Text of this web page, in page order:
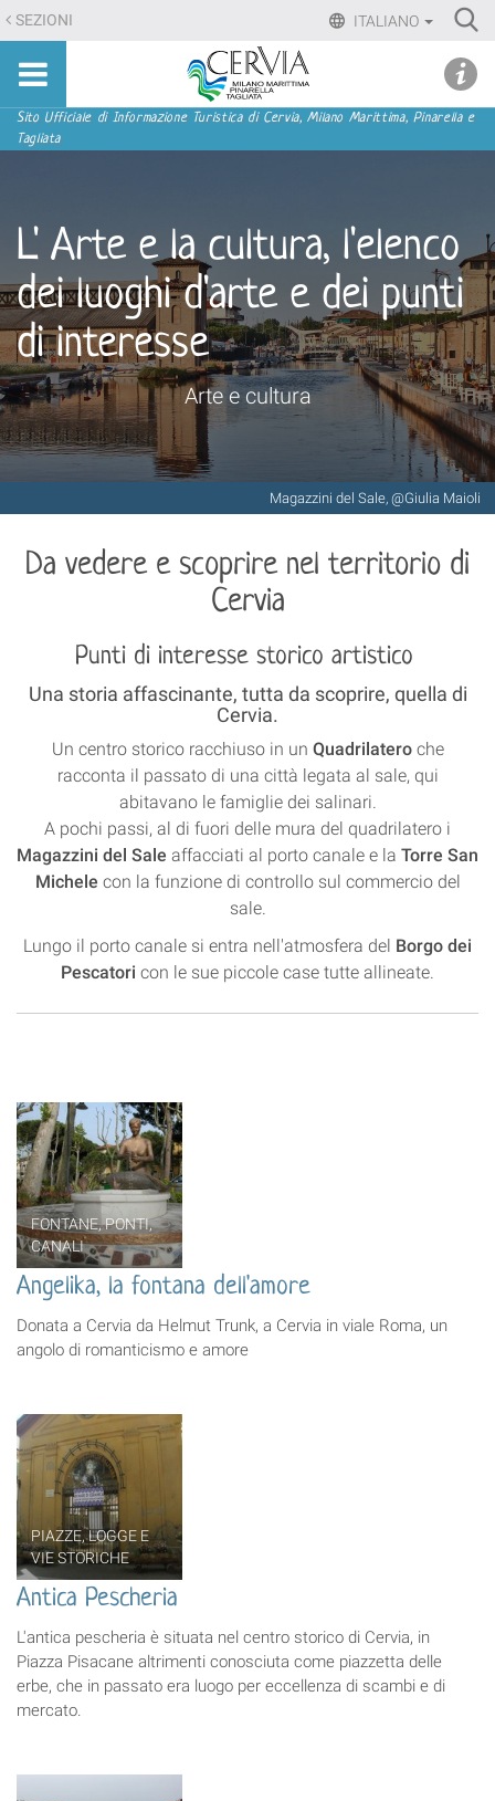
Salta
ai
contenuti.
Salta
alla
ITALIANO
SEZIONI
Sito
turistico
ufficiale
Pinarella,
Tagliata
Sezioni
Sito Ufficiale di Informazione Turistica di Cervia, Milano Marittima, Pinarella e
Tagliata
Magazzini del Sale, @Giulia Maioli
L' Arte e la cultura, l'elenco
dei luoghi d'arte e dei punti
di interesse
Arte e cultura
Da vedere e scoprire nel territorio di
Cervia
Punti di interesse storico artistico
Una storia affascinante, tutta da scoprire, quella di
Cervia.
Un centro storico racchiuso in un Quadrilateroche
racconta il passato di una città legata al sale, qui
abitavano le famiglie dei salinari.
A pochi passi, al di fuori delle mura del quadrilatero i
Magazzini del Sale affacciati al porto canale e la Torre San
Michele con la funzione di controllo sul commercio del
sale.
Lungo il porto canale si entra nell'atmosfera del Borgo dei
Pescatori con le sue piccole case tutte allineate.
FONTANE, PONTI,
CANALI
Angelika, la fontana dell'amore
Donata a Cervia da Helmut Trunk, a Cervia in viale Roma, un
angolo di romanticismo e amore
PIAZZE, LOGGE E
VIE STORICHE
Antica Pescheria
L'antica pescheria è situata nel centro storico di Cervia, in
Piazza Pisacane altrimenti conosciuta come piazzetta delle
erbe, che in passato era luogo per eccellenza di scambi e di
mercato.
menu